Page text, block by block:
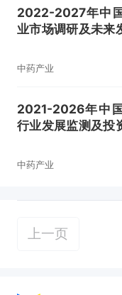
2022-2027年中
业市场调研及未来
中药产业
2021-2026年中
行业发展监测及投
中药产业
上一页